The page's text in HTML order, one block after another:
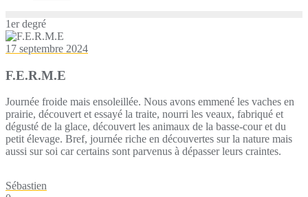
1er degré
17 septembre 2024
F.E.R.M.E
Journée froide mais ensoleillée. Nous avons emmené les vaches en
prairie, découvert et essayé la traite, nourri les veaux, fabriqué et
dégusté de la glace, découvert les animaux de la basse-cour et du
petit élevage. Bref, journée riche en découvertes sur la nature mais
aussi sur soi car certains sont parvenus à dépasser leurs craintes.
Sébastien